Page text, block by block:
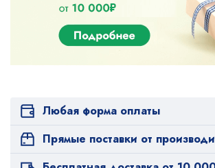
Любая форма оплаты
Прямые поставки от